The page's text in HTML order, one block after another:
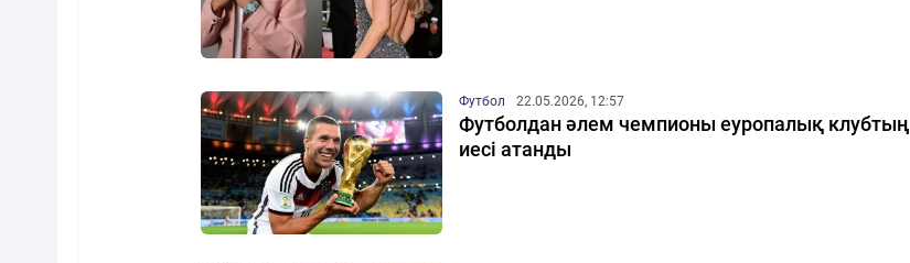
Футбол 22.05.2026, 12:57
Футболдан әлем чемпионы еуропалық клубтың
иесі атанды